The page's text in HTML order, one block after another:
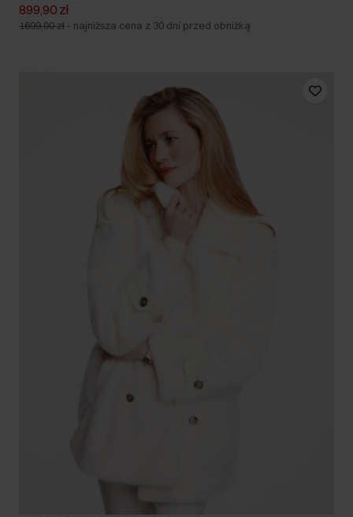
899,90 zł
1699,00 zł - najniższa cena z 30 dni przed obniżką